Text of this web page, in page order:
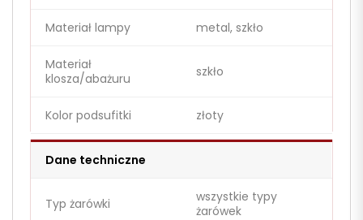
Materiał lampy metal, szkło
Materiał
klosza/abażuru
szkło
Kolor podsufitki złoty
Dane techniczne
Typ żarówki
wszystkie typy
żarówek